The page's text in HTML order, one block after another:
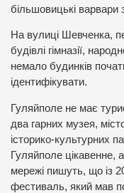
більшовицькі варвари
На вулиці Шевченка,
будівлі гімназії,
немало будинків
ідентифікувати.
Гуляйполе не має
два гарних музея,
історико-культурних
Гуляйполе цікавенне,
мережі пишуть, що із
фестиваль, який мав